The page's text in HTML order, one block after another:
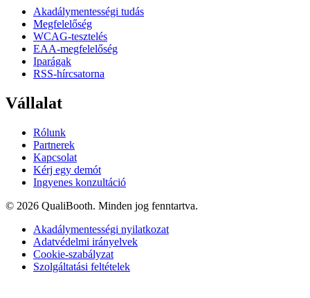
Akadálymentességi tudás
Megfelelőség
WCAG-tesztelés
EAA-megfelelőség
Iparágak
RSS-hírcsatorna
Vállalat
Rólunk
Partnerek
Kapcsolat
Kérj egy demót
Ingyenes konzultáció
© 2026 QualiBooth. Minden jog fenntartva.
Akadálymentességi nyilatkozat
Adatvédelmi irányelvek
Cookie-szabályzat
Szolgáltatási feltételek